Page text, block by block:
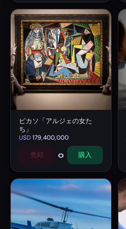
ピカソ「アルジェの女た
ち」
USD179,400,000
売却 0 購入